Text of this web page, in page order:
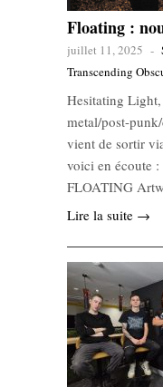
Floating :
juillet 11, 2025 -
Transcending
Hesitating
metal/post-
vient de sortir
voici en écoute
FLOATING
Lire la suite →